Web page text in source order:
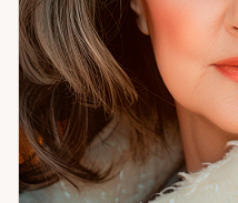
мы ещё не добирались до
доберёмся.